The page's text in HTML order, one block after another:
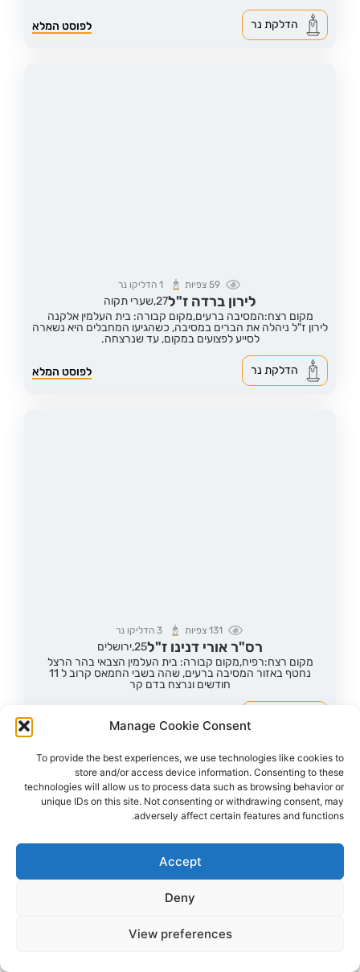
Manage Cookie Consent
To provide the best experiences, we use technologies like cookies to
store and/or access device information. Consenting to these
technologies will allow us to process data such as browsing behavior or
unique IDs on this site. Not consenting or withdrawing consent, may
adversely affect certain features and functions.
Accept
Deny
View preferences
לפוסט המלא הדלקת נר
59צפיות 1 הדליקו נר
לירון ברדה ז"ל27, שערי תקוה
מקום רצח:המסיבה ברעים,מקום קבורה: בית העלמין אלקנה
לירון ז"ל ניהלה את הברים במסיבה, כשהגיעו המחבלים היא נשארה
לסייע לפצועים במקום, עד שנרצחה.
לפוסט המלא הדלקת נר
131 צפיות 3הדליקו נר
רס"ר אורי דנינו ז"ל25,ירושלים
מקום רצח:רפיח,מקום קבורה: בית העלמין הצבאי בהר הרצל
נחטף באזור המסיבה ברעים, שהה בשבי החמאס קרוב ל 11
חודשים ונרצח בדם קר
לפוסט המלא